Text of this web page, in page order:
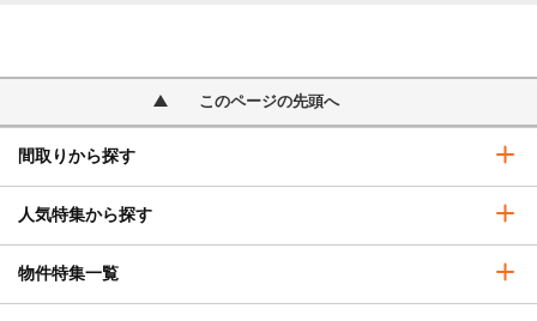
このページの先頭へ
間取りから探す
人気特集から探す
物件特集一覧